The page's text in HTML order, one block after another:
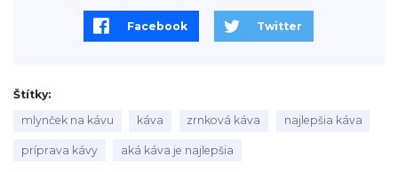
Facebook Twitter
Štítky
mlynček na kávu
káva zrnková káva najlepšia káva
príprava kávy aká káva je najlepšia